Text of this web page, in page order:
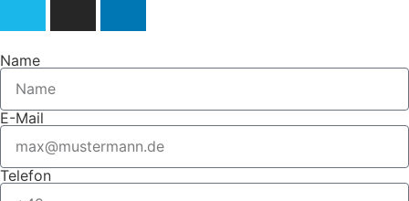
Name
E-Mail
Telefon